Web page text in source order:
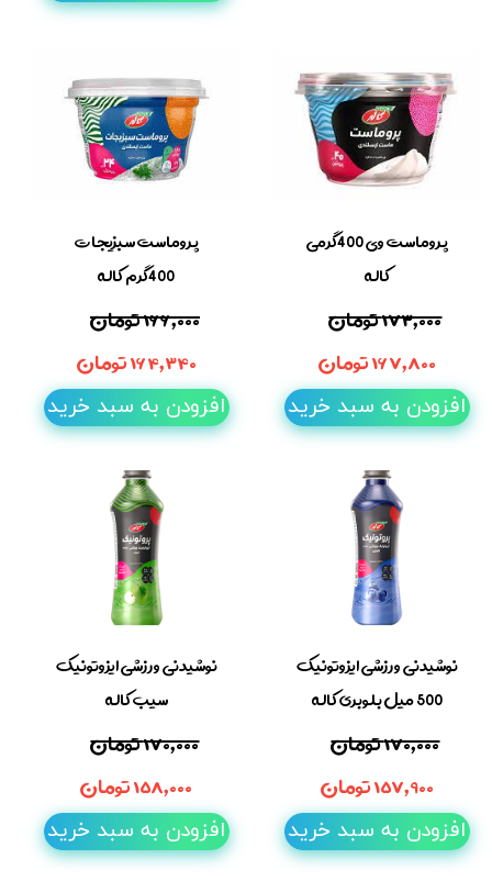
پروماست وی 400گرمی
کاله
۱۷۳,۰۰۰ تومان
۱۶۷,۸۰۰ تومان
افزودن به سبد خرید
پروماست سبزیجات
400گرم کاله
۱۶۶,۰۰۰ تومان
۱۶۴,۳۴۰ تومان
افزودن به سبد خرید
نوشیدنی ورزشی ایزوتونیک
500 میل بلوبری کاله
۱۷۰,۰۰۰ تومان
۱۵۷,۹۰۰ تومان
افزودن به سبد خرید
نوشیدنی ورزشی ایزوتونیک
سیب کاله
۱۷۰,۰۰۰ تومان
۱۵۸,۰۰۰ تومان
افزودن به سبد خرید